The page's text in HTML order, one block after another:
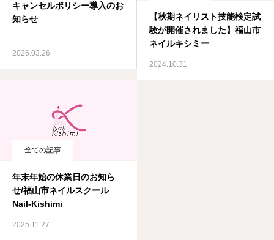
キャンセルポリシー導入のお
知らせ
2026.03.26
【秋期ネイリスト技能検定試
験が開催されました】福山市
ネイルキシミー
2024.10.31
全ての記事
年末年始の休業日のお知ら
せ/福山市ネイルスクール
Nail-Kishimi
2025.11.27